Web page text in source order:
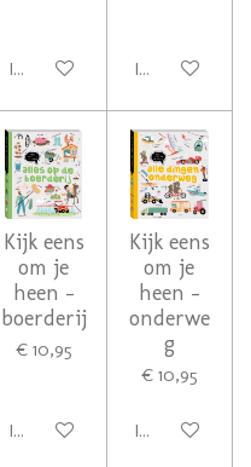
In winkelwagen In winkelwagen
Kijk eens
om je
heen -
boerderij
€ 10,95
In winkelwagen
Kijk eens
om je
heen -
onderwe
g
€ 10,95
In winkelwagen